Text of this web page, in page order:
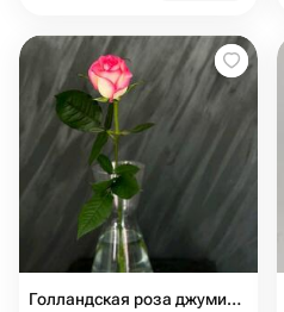
Голландская роза джумиля 60 см